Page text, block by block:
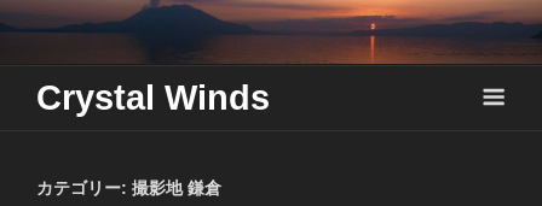
Skip
content
Crystal Winds
カテゴリー: 撮影地 鎌倉